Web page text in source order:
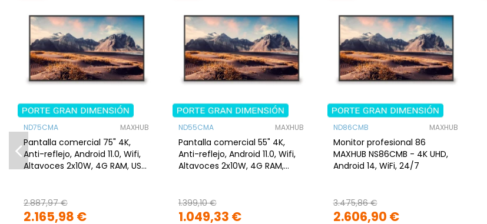
ND75CMA MAXHUB
Pantalla comercial 75" 4K,
Anti-reflejo, Android 11.0, Wifi,
Altavoces 2x10W, 4G RAM, USB
2.165,98 €
2.887,97 €
ND55CMA MAXHUB
Pantalla comercial 55" 4K,
Anti-reflejo, Android 11.0, Wifi,
Altavoces 2x10W, 4G RAM,
1.049,33 €
1.399,10 €
ND86CMB MAXHUB
Monitor profesional 86
MAXHUB NS86CMB - 4K UHD,
Android 14, WiFi, 24/7
2.606,90 €
3.475,86 €